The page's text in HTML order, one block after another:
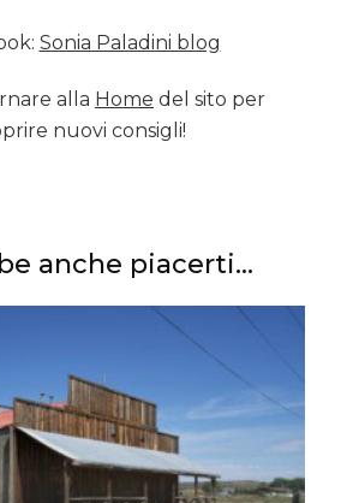
Sonia Paladini blog
alla Home del sito per
nuovi consigli!
anche piacerti...